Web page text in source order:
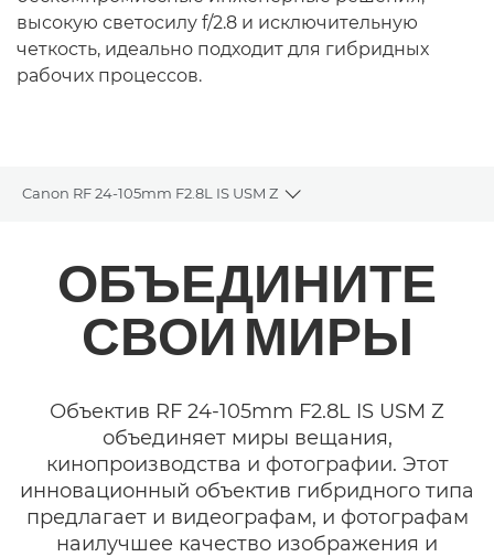
высокую светосилу f/2.8 и исключительную
четкость, идеально подходит для гибридных
рабочих процессов.
Canon RF 24-105mm F2.8L IS USM Z
Toggle breadcrumbs
Технические характеристики
ОБЪЕДИНИТЕ
СВОИ МИРЫ
Объектив RF 24-105mm F2.8L IS USM Z
объединяет миры вещания,
кинопроизводства и фотографии. Этот
инновационный объектив гибридного типа
предлагает и видеографам, и фотографам
наилучшее качество изображения и